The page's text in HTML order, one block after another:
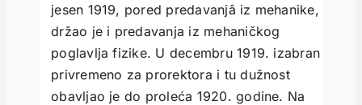
jesen 1919, pored predavanjâ iz mehanike,
držao je i predavanja iz mehaničkog
poglavlja fizike. U decembru 1919. izabran je
privremeno za prorektora i tu dužnost
obavljao je do proleća 1920. godine. Na